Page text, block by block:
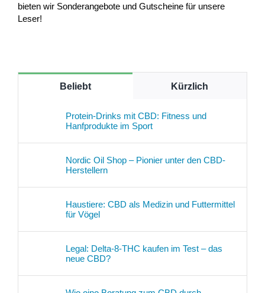
bieten wir Sonderangebote und Gutscheine für unsere
Leser!
Beliebt Kürzlich
Protein-Drinks mit CBD: Fitness und
Hanfprodukte im Sport
Nordic Oil Shop – Pionier unter den CBD-
Herstellern
Haustiere: CBD als Medizin und Futtermittel
für Vögel
Legal: Delta-8-THC kaufen im Test – das
neue CBD?